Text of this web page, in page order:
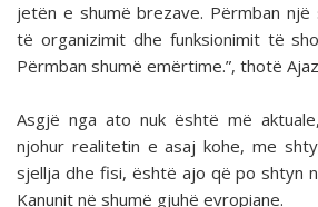
jetën e shumë brezave. Përmban
të organizimit dhe funksionimit të
Përmban shumë emërtime.”, thotë
Asgjë nga ato nuk është më
njohur realitetin e asaj kohe, me
sjellja dhe fisi, është ajo që po shtyn
Kanunit në shumë gjuhë evropiane.